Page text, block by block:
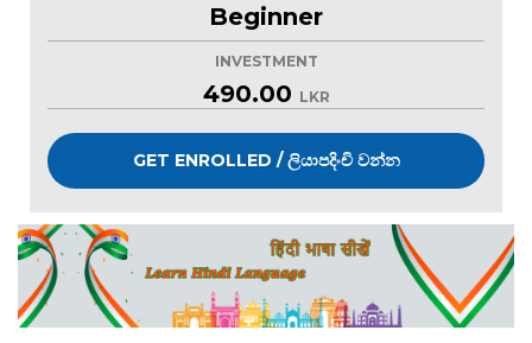
Beginner
INVESTMENT
490.00 LKR
GET ENROLLED / ලියාපදිංචි වන්න